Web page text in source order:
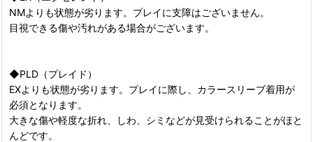
NMよりも状態が劣ります。プレイに支障はございません。
目視できる傷や汚れがある場合がございます。
◆PLD（プレイド）
EXよりも状態が劣ります。プレイに際し、カラースリーブ着用が
必須となります。
大きな傷や軽度な折れ、しわ、シミなどが見受けられることがほと
んどです。